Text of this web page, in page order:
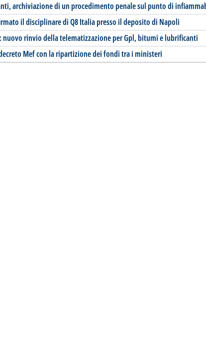
archiviazione di un procedimento penale sul punto di
il disciplinare di Q8 Italia presso il deposito di Napoli
nuovo rinvio della telematizzazione per Gpl, bitumi e lubrificanti
Mef con la ripartizione dei fondi tra i ministeri